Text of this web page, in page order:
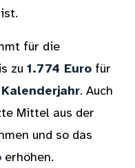
für die
zu 1.774 Euro für
. Auch
Mittel aus der
und so das
erhöhen.